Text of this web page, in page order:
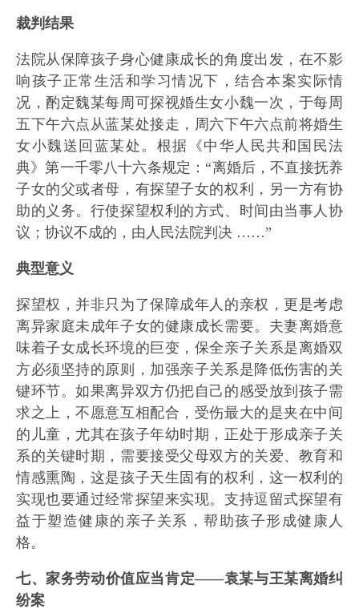
裁判结果
法院从保障孩子身心健康成长的角度出发，在不影
响孩子正常生活和学习情况下，结合本案实际情
况，酌定魏某每周可探视婚生女小魏一次，于每周
五下午六点从蓝某处接走，周六下午六点前将婚生
女小魏送回蓝某处。根据《中华人民共和国民法
典》第一千零八十六条规定：“离婚后，不直接抚养
子女的父或者母，有探望子女的权利，另一方有协
助的义务。行使探望权利的方式、时间由当事人协
议；协议不成的，由人民法院判决 ……”
典型意义
探望权，并非只为了保障成年人的亲权，更是考虑
离异家庭未成年子女的健康成长需要。夫妻离婚意
味着子女成长环境的巨变，保全亲子关系是离婚双
方必须坚持的原则，加强亲子关系是降低伤害的关
键环节。如果离异双方仍把自己的感受放到孩子需
求之上，不愿意互相配合，受伤最大的是夹在中间
的儿童，尤其在孩子年幼时期，正处于形成亲子关
系的关键时期，需要接受父母双方的关爱、教育和
情感熏陶，这是孩子天生固有的权利，这一权利的
实现也要通过经常探望来实现。支持逗留式探望有
益于塑造健康的亲子关系，帮助孩子形成健康人
格。
七、家务劳动价值应当肯定——袁某与王某离婚纠
纷案